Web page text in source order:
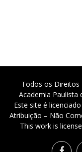
Todos os Direitos
Academia Paulista
Este site é
Atribuição – Não
This work is